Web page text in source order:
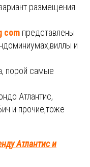
размещения
com представлены
и
порой самые
Атлантис,
и прочие,тоже
Атлантис и